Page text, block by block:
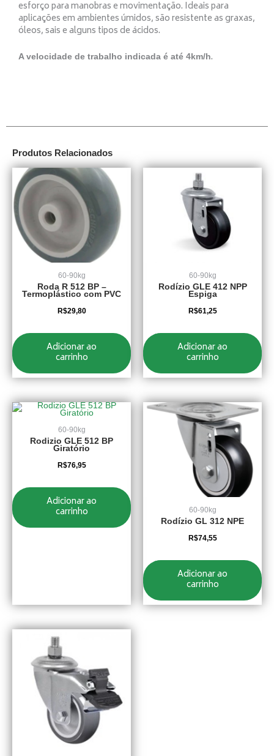
esforço para manobras e movimentação. Ideais para
aplicações em ambientes úmidos, são resistente as graxas,
óleos, sais e alguns tipos de ácidos.
A velocidade de trabalho indicada é até 4km/h.
Produtos Relacionados
60-90kg
Roda R 512 BP –
Termoplástico com PVC
R$29,80
Adicionar ao
carrinho
60-90kg
Rodízio GLE 412 NPP
Espiga
R$61,25
Adicionar ao
carrinho
60-90kg
Rodizio GLE 512 BP
Giratório
R$76,95
Adicionar ao
carrinho 60-90kg
Rodízio GL 312 NPE
R$74,55
Adicionar ao
carrinho